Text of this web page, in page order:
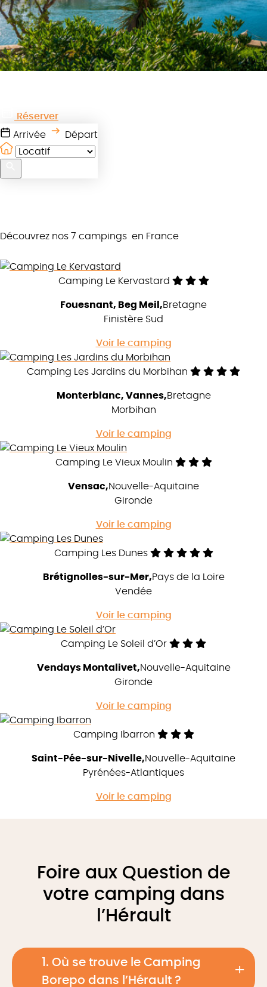
Réserver
Arrivée
Départ
Découvrez nos 7 campings en France
Camping Le Kervastard
Fouesnant, Beg Meil
Finistère Sud
Bretagne
Voir le camping
Camping Les Jardins du Morbihan
Monterblanc, Vannes
Morbihan
Bretagne
Voir le camping
Camping Le Vieux Moulin
Vensac
Gironde
Nouvelle-Aquitaine
Voir le camping
Camping Les Dunes
Brétignolles-sur-Mer
Vendée
Pays de la Loire
Voir le camping
Camping Le Soleil d’Or
Vendays Montalivet
Gironde
Nouvelle-Aquitaine
Voir le camping
Camping Ibarron
Saint-Pée-sur-Nivelle
Pyrénées-Atlantiques
Nouvelle-Aquitaine
Voir le camping
Foire aux Question de
votre camping dans
l’Hérault
1. Où se trouve le Camping
Borepo dans l’Hérault ?